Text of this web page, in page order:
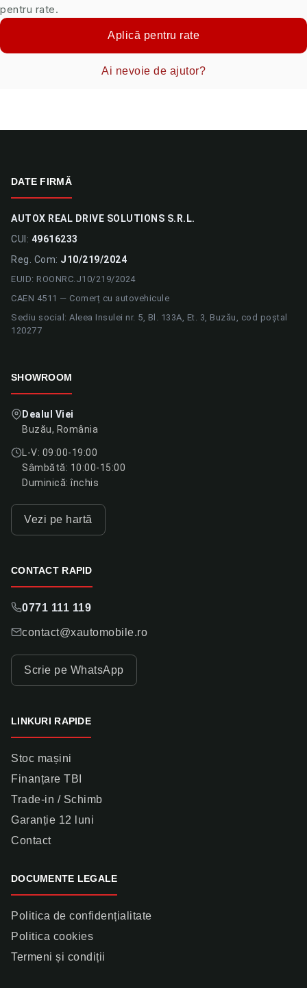
pentru rate.
Aplică pentru rate
Ai nevoie de ajutor?
DATE FIRMĂ
AUTOX REAL DRIVE SOLUTIONS S.R.L.
CUI: 49616233
Reg. Com: J10/219/2024
EUID: ROONRC.J10/219/2024
CAEN 4511 — Comerț cu autovehicule
Sediu social: Aleea Insulei nr. 5, Bl. 133A, Et. 3, Buzău, cod poștal
120277
SHOWROOM
Dealul Viei
Buzău, România
L-V: 09:00-19:00
Sâmbătă: 10:00-15:00
Duminică: închis
Vezi pe hartă
CONTACT RAPID
0771 111 119
contact@xautomobile.ro
Scrie pe WhatsApp
LINKURI RAPIDE
Stoc mașini
Finanțare TBI
Trade-in / Schimb
Garanție 12 luni
Contact
DOCUMENTE LEGALE
Politica de confidențialitate
Politica cookies
Termeni și condiții